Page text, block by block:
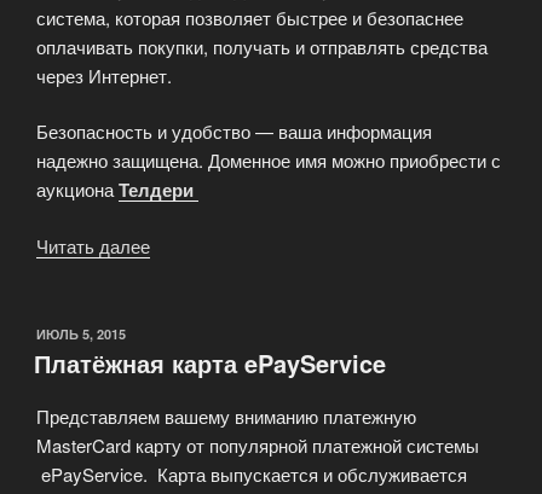
система, которая позволяет быстрее и безопаснее
оплачивать покупки, получать и отправлять средства
через Интернет.
Безопасность и удобство — ваша информация
надежно защищена. Доменное имя можно приобрести с
аукционаТелдери
Читать далее
PayPal.ru»
ОПУБЛИКОВАНО
ИЮЛЬ 5, 2015
Платёжная карта ePayService
Представляем вашему вниманию платежную
MasterCard карту от популярной платежной системы
ePayService. Карта выпускается и обслуживается